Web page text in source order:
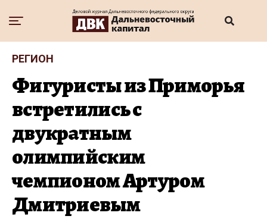
РЕГИОН
Фигуристы из Приморья
встретились с
двукратным
олимпийским
чемпионом Артуром
Дмитриевым